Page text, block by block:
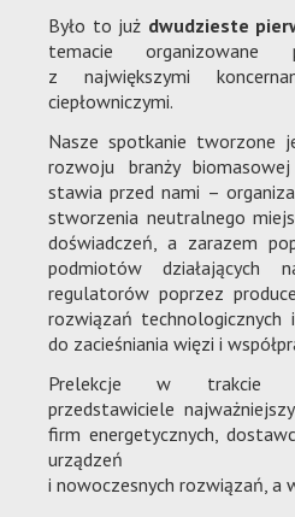
Było to już dwudzieste
temacie
z największymi
ciepłowniczymi.
Nasze spotkanie tworzone
rozwoju branży
stawia przed nami –
stworzenia neutralnego
doświadczeń, a zarazem
podmiotów działających
regulatorów poprzez
rozwiązań technologicznych
do zacieśniania więzi i
Prelekcje w trakcie
przedstawiciele
firm energetycznych,
urządzeń
i nowoczesnych rozwiązań, a